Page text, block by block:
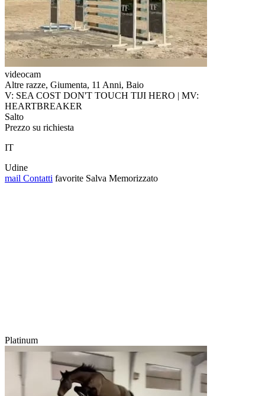
videocam
Altre razze, Giumenta, 11 Anni, Baio
V: SEA COST DON'T TOUCH TIJI HERO | MV:
HEARTBREAKER
Salto
Prezzo su richiesta
IT
Udine
mail Contatti favorite Salva Memorizzato
Platinum